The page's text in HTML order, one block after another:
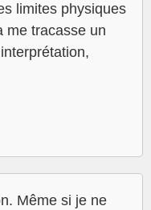
limites physiques
me tracasse un
Même si je ne